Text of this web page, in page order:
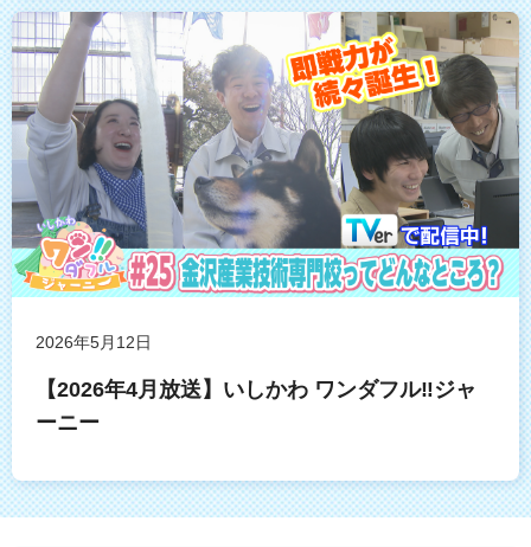
2026年5月12日
【2026年4月放送】いしかわ ワンダフル‼ジャ
ーニー